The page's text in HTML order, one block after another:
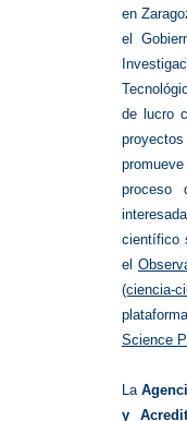
en
el
de lucro
proceso
científico
el
(ciencia-
Science
La
y